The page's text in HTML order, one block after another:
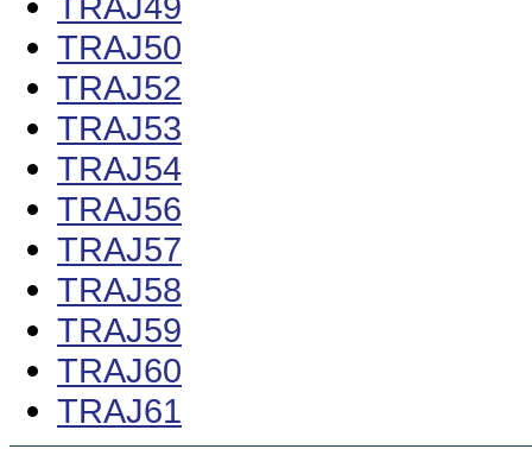
TRAJ50
TRAJ52
TRAJ53
TRAJ54
TRAJ56
TRAJ57
TRAJ58
TRAJ59
TRAJ60
TRAJ61